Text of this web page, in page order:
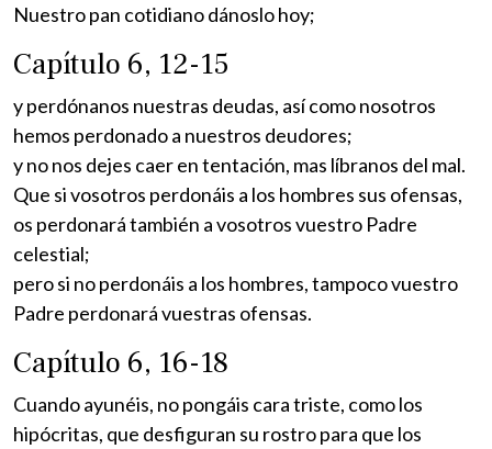
Nuestro pan cotidiano dánoslo hoy;
Capítulo 6, 12-15
y perdónanos nuestras deudas, así como nosotros
hemos perdonado a nuestros deudores;
y no nos dejes caer en tentación, mas líbranos del mal.
Que si vosotros perdonáis a los hombres sus ofensas,
os perdonará también a vosotros vuestro Padre
celestial;
pero si no perdonáis a los hombres, tampoco vuestro
Padre perdonará vuestras ofensas.
Capítulo 6, 16-18
Cuando ayunéis, no pongáis cara triste, como los
hipócritas, que desfiguran su rostro para que los